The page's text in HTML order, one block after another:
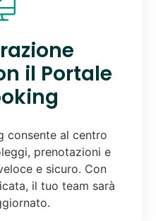
il Portale
consente al centro
prenotazioni e
e sicuro. Con
il tuo team sarà